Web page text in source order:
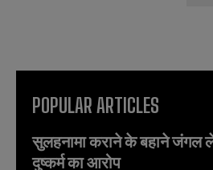
POPULAR ARTICLES
सुलहनामा कराने के बहाने जंगल ले
दुष्कर्म का आरोप